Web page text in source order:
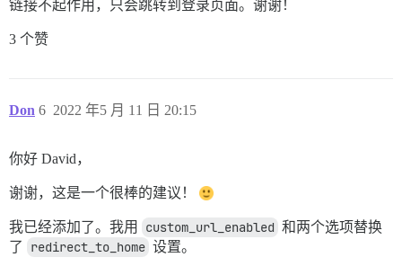
链接不起作用，只会跳转到登录页面。谢谢！
3 个赞
Don 2022 年5 月 11 日 20:15
6
你好 David，
谢谢，这是一个很棒的建议！
我已经添加了。我用 custom_url_enabled 和两个选项替换
了
redirect_to_home 设置。